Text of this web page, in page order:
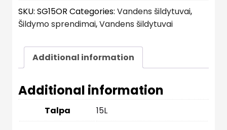
SKU: SG15OR Categories: Vandens šildytuvai,
Šildymo sprendimai,Vandens šildytuvai
Additional information
Additional information
Talpa 15L